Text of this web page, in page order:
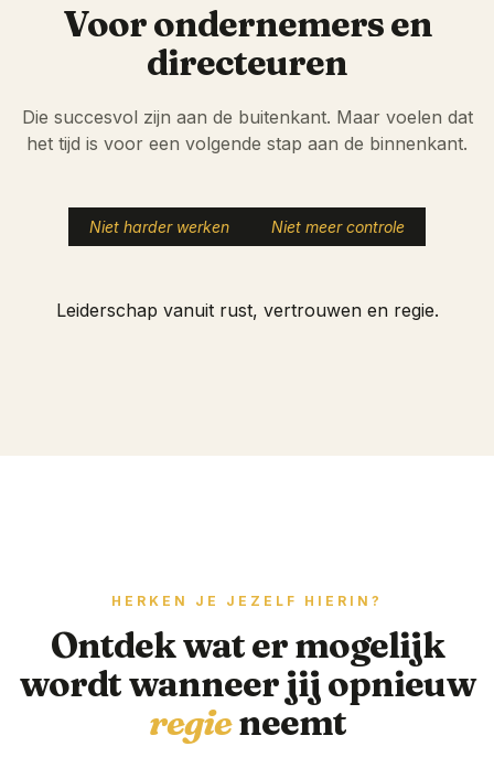
Voor ondernemers en
directeuren
Die succesvol zijn aan de buitenkant. Maar voelen dat
het tijd is voor een volgende stap aan de binnenkant.
Niet harder werken Niet meer controle
Leiderschap vanuit rust, vertrouwen en regie.
HERKEN JE JEZELF HIERIN?
Ontdek wat er mogelijk
wordt wanneer jij opnieuw
regieneemt